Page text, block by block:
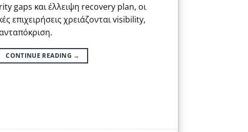
gaps και έλλειψη recovery plan, οι
επιχειρήσεις χρειάζονται visibility,
CONTINUE READING →